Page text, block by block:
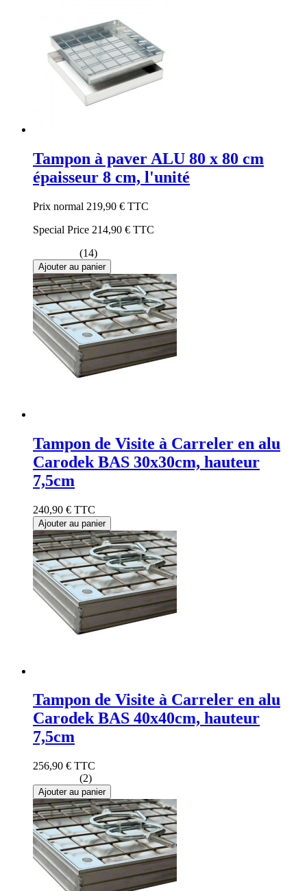
Tampon à paver ALU 80 x 80 cm
épaisseur 8 cm, l'unité
Prix normal 219,90 € TTC
Special Price 214,90 € TTC
(14)
Ajouter au panier
Tampon de Visite à Carreler en alu
Carodek BAS 30x30cm, hauteur
7,5cm
240,90 € TTC
Ajouter au panier
Tampon de Visite à Carreler en alu
Carodek BAS 40x40cm, hauteur
7,5cm
256,90 € TTC
(2)
Ajouter au panier